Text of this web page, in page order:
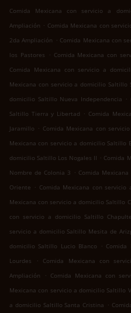
Comida Mexicana con servicio a
Ampliación . Comida Mexicana con
2da Ampliación . Comida Mexicana con
los Pastores
. Comida Mexicana con
Comida Mexicana con servicio a
Mexicana con servicio a domicilio Saltillo
domicilio Saltillo Nueva Independencia .
Saltillo Tierra y Libertad . Comida
Jaramillo . Comida Mexicana con
Mexicana con servicio a domicilio Saltillo
domicilio Saltillo Los Nogales II . Comida
Nombre de Colonia 3 . Comida
Oriente . Comida Mexicana con servicio
Mexicana con servicio a domicilio Saltillo
con servicio a domicilio Saltillo
servicio a domicilio Saltillo Mesita de
domicilio Saltillo Lucio Blanco
.
Lourdes
.
Comida Mexicana con
Ampliación
. Comida Mexicana con
Mexicana con servicio a domicilio Saltillo
a domicilio Saltillo Santa Cristina .